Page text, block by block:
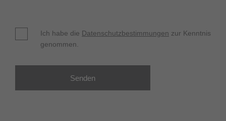
Ich habe die Datenschutzbestimmungen zur Kenntnis
genommen.
Senden